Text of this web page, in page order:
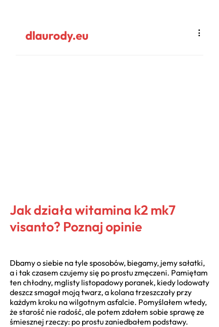
dlaurody.eu
Jak działa witamina k2 mk7
visanto? Poznaj opinie
Dbamy o siebie na tyle sposobów, biegamy, jemy sałatki,
a i tak czasem czujemy się po prostu zmęczeni. Pamiętam
ten chłodny, mglisty listopadowy poranek, kiedy lodowaty
deszcz smagał moją twarz, a kolana trzeszczały przy
każdym kroku na wilgotnym asfalcie. Pomyślałem wtedy,
że starość nie radość, ale potem zdałem sobie sprawę ze
śmiesznej rzeczy: po prostu zaniedbałem podstawy.